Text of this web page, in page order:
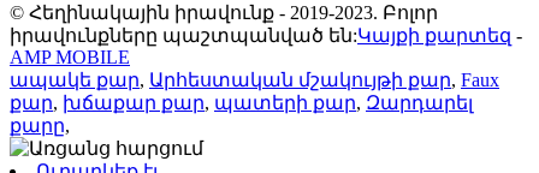
© Հեղինակային իրավունք - 2019-2023. Բոլոր
իրավունքները պաշտպանված են:Կայքի քարտեզ -
AMP MOBILE
ապակե քար, Արհեստական ​​մշակույթի քար, Faux
քար, խճաքար քար, պատերի քար, Զարդարել
քարը,